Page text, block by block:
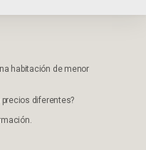
habitación de menor
diferentes?